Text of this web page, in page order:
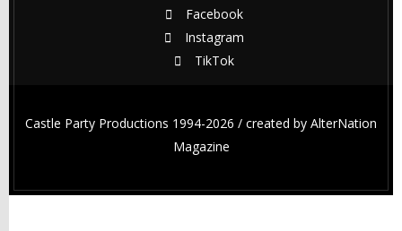
Facebook
Instagram
TikTok
Castle Party Productions 1994-2026 / created by AlterNation
Magazine